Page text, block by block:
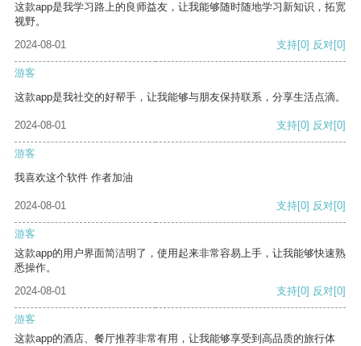
这款app是我学习路上的良师益友，让我能够随时随地学习新知识，拓宽
视野。
2024-08-01
支持[0] 反对[0]
游客
这款app是我社交的好帮手，让我能够与朋友保持联系，分享生活点滴。
2024-08-01 支持[0] 反对[0]
游客
我喜欢这个软件 作者加油
2024-08-01 支持[0] 反对[0]
游客
这款app的用户界面简洁明了，使用起来非常容易上手，让我能够快速熟
悉操作。
2024-08-01
支持[0] 反对[0]
游客
这款app的酒店、餐厅推荐非常有用，让我能够享受到高品质的旅行体